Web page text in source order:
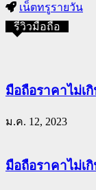
เน็ตทรูรายวัน
รีวิวมือถือ
มือถือราคาไม่เ
ม.ค. 12, 2023
มือถือราคาไม่เ